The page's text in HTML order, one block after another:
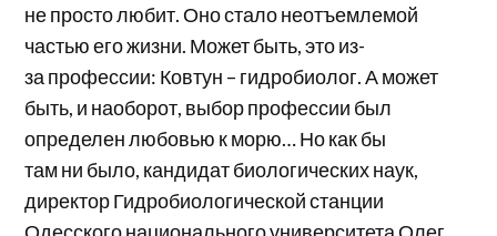
не просто любит. Оно стало неотъемлемой
частью его жизни. Может быть, это из-
за профессии: Ковтун – гидробиолог. А может
быть, и наоборот, выбор профессии был
определен любовью к морю… Но как бы
там ни было, кандидат биологических наук,
директор Гидробиологической станции